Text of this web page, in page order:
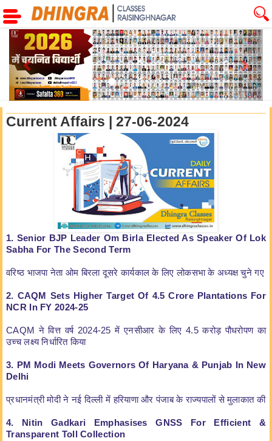
Previous Next
Current Affairs | 27-06-2024
1. Senior BJP Leader Om Birla Elected As Speaker Of Lok
Sabha For The Second Term
वरिष्ठ भाजपा नेता ओम बिरला दूसरे कार्यकाल के लिए लोकसभा के अध्यक्ष चुने गए
2. CAQM Sets Higher Target Of 4.5 Crore Plantations For
NCR In FY 2024-25
CAQM ने वित्त वर्ष 2024-25 में एनसीआर के लिए 4.5 करोड़ पौधरोपण का
उच्च लक्ष्य निर्धारित किया
3. PM Modi Meets Governors Of Haryana & Punjab In New
Delhi
प्रधानमंत्री मोदी ने नई दिल्ली में हरियाणा और पंजाब के राज्यपालों से मुलाकात की
4. Nitin Gadkari Emphasises GNSS For Efficient &
Transparent Toll Collection